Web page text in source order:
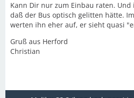
Kann Dir nur zum Einbau raten.
daß der Bus optisch gelitten hätte.
werten ihn eher auf, er sieht quasi
Gruß aus Herford
Christian